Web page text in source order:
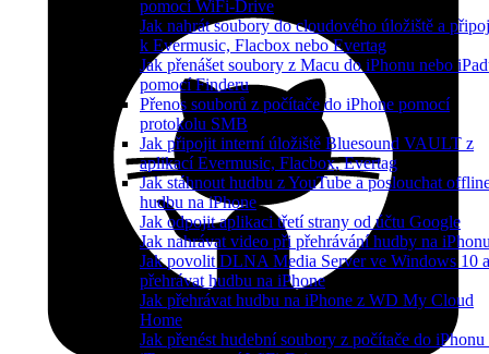
pomocí WiFi-Drive
Jak nahrát soubory do cloudového úložiště a
k Evermusic, Flacbox nebo Evertag
Jak přenášet soubory z Macu do iPhonu nebo
pomocí Finderu
Přenos souborů z počítače do iPhone pomocí
protokolu SMB
Jak připojit interní úložiště Bluesound VAULT z
aplikací Evermusic, Flacbox, Evertag
Jak stáhnout hudbu z YouTube a poslouchat
hudbu na iPhone
Jak odpojit aplikaci třetí strany od účtu Google
Jak nahrávat video při přehrávání hudby na
Jak povolit DLNA Media Server ve Windows 10 a
přehrávat hudbu na iPhone
Jak přehrávat hudbu na iPhone z WD My Cloud
Home
Jak přenést hudební soubory z počítače do iPhonu